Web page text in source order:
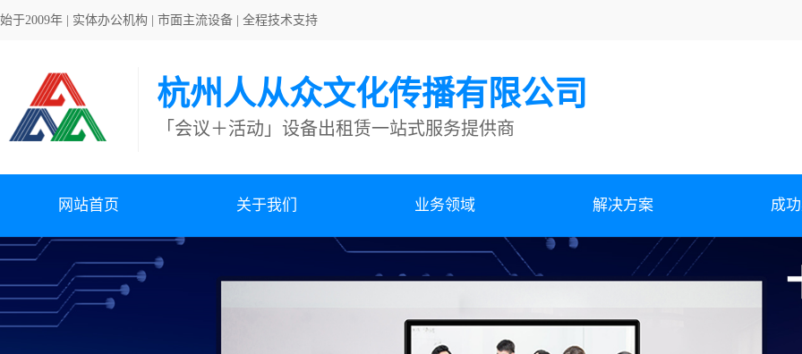
始于2009年 | 实体办公机构 | 市面主流设备 | 全程技术支持
杭州人从众文化传播有限公司
「会议＋活动」设备出租赁一站式服务提供商
网站首页 关于我们 业务领域 解决方案 成